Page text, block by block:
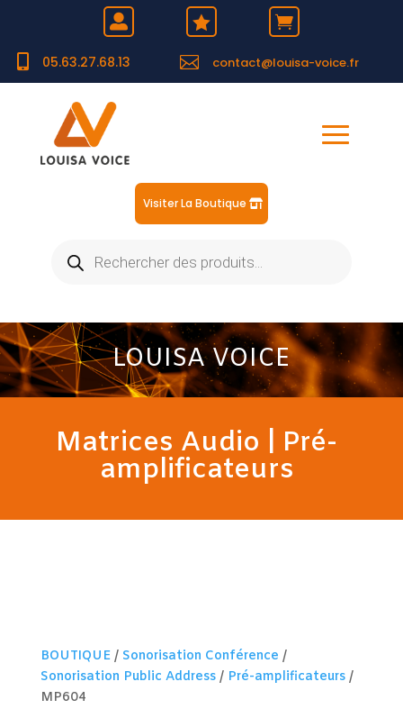
  
 05.63.27.68.13  contact@louisa-voice.fr
Visiter La Boutique
produits
LOUISA VOICE
Matrices Audio | Pré-
amplificateurs
BOUTIQUE/ Sonorisation Conférence /
Sonorisation Public Address/ Pré-amplificateurs/
MP604